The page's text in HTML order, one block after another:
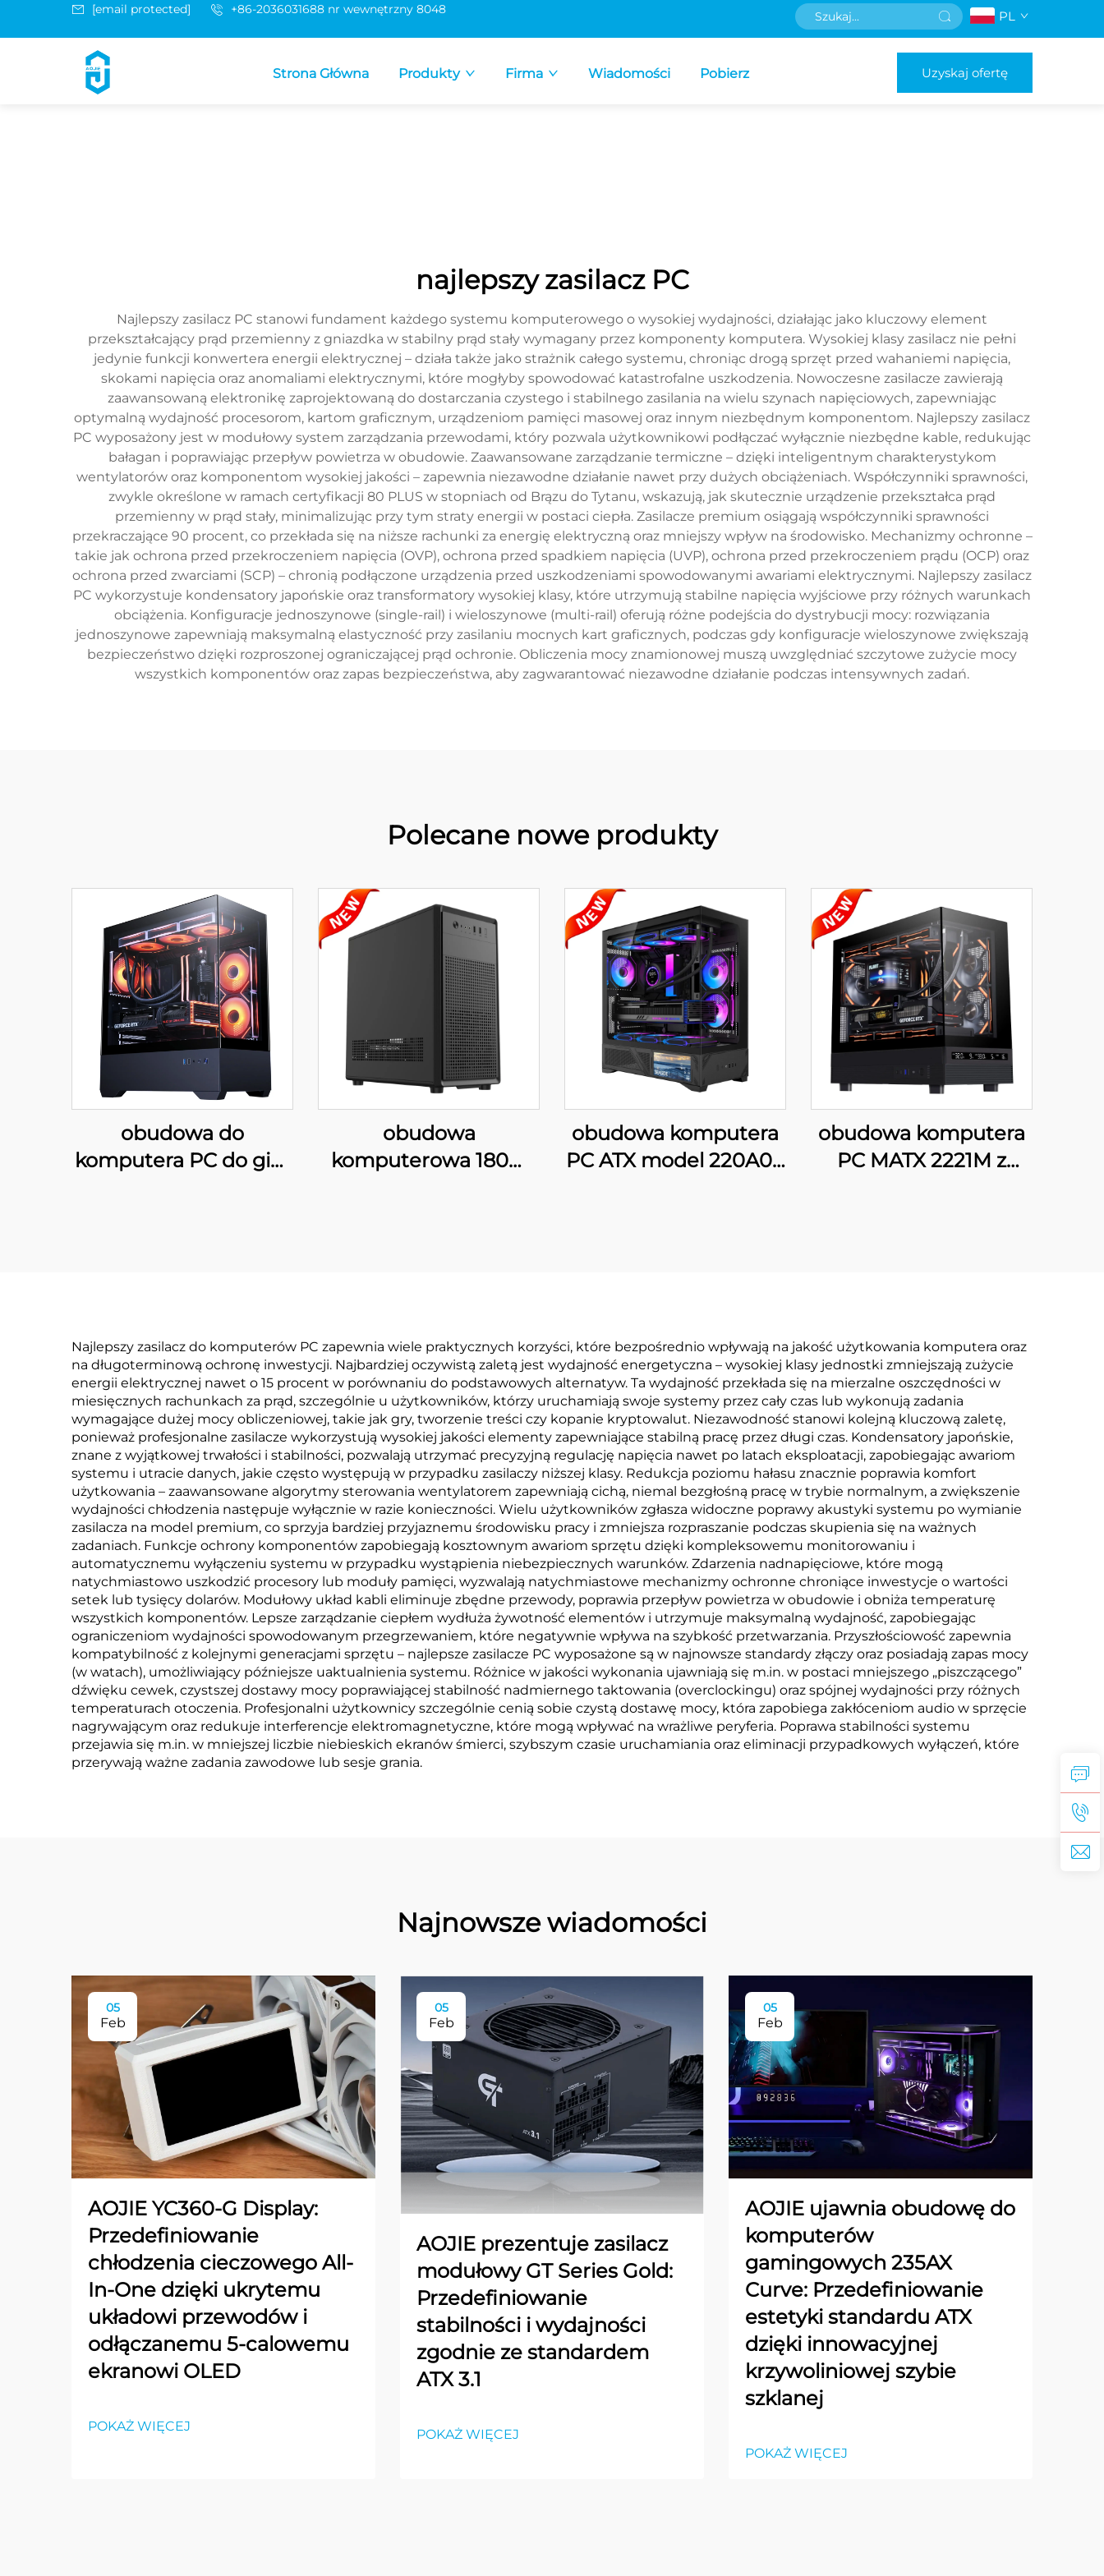
[email protected] +86-2036031688 nr wewnętrzny 8048 PL
Strona Główna Produkty Firma Wiadomości Pobierz Uzyskaj ofertę
najlepszy zasilacz PC
Najlepszy zasilacz PC stanowi fundament każdego systemu komputerowego o wysokiej wydajności, działając jako kluczowy element
przekształcający prąd przemienny z gniazdka w stabilny prąd stały wymagany przez komponenty komputera. Wysokiej klasy zasilacz nie pełni
jedynie funkcji konwertera energii elektrycznej – działa także jako strażnik całego systemu, chroniąc drogą sprzęt przed wahaniemi napięcia,
skokami napięcia oraz anomaliami elektrycznymi, które mogłyby spowodować katastrofalne uszkodzenia. Nowoczesne zasilacze zawierają
zaawansowaną elektronikę zaprojektowaną do dostarczania czystego i stabilnego zasilania na wielu szynach napięciowych, zapewniając
optymalną wydajność procesorom, kartom graficznym, urządzeniom pamięci masowej oraz innym niezbędnym komponentom. Najlepszy zasilacz
PC wyposażony jest w modułowy system zarządzania przewodami, który pozwala użytkownikowi podłączać wyłącznie niezbędne kable, redukując
bałagan i poprawiając przepływ powietrza w obudowie. Zaawansowane zarządzanie termiczne – dzięki inteligentnym charakterystykom
wentylatorów oraz komponentom wysokiej jakości – zapewnia niezawodne działanie nawet przy dużych obciążeniach. Współczynniki sprawności,
zwykle określone w ramach certyfikacji 80 PLUS w stopniach od Brązu do Tytanu, wskazują, jak skutecznie urządzenie przekształca prąd
przemienny w prąd stały, minimalizując przy tym straty energii w postaci ciepła. Zasilacze premium osiągają współczynniki sprawności
przekraczające 90 procent, co przekłada się na niższe rachunki za energię elektryczną oraz mniejszy wpływ na środowisko. Mechanizmy ochronne –
takie jak ochrona przed przekroczeniem napięcia (OVP), ochrona przed spadkiem napięcia (UVP), ochrona przed przekroczeniem prądu (OCP) oraz
ochrona przed zwarciami (SCP) – chronią podłączone urządzenia przed uszkodzeniami spowodowanymi awariami elektrycznymi. Najlepszy zasilacz
PC wykorzystuje kondensatory japońskie oraz transformatory wysokiej klasy, które utrzymują stabilne napięcia wyjściowe przy różnych warunkach
obciążenia. Konfiguracje jednoszynowe (single-rail) i wieloszynowe (multi-rail) oferują różne podejścia do dystrybucji mocy: rozwiązania
jednoszynowe zapewniają maksymalną elastyczność przy zasilaniu mocnych kart graficznych, podczas gdy konfiguracje wieloszynowe zwiększają
bezpieczeństwo dzięki rozproszonej ograniczającej prąd ochronie. Obliczenia mocy znamionowej muszą uwzględniać szczytowe zużycie mocy
wszystkich komponentów oraz zapas bezpieczeństwa, aby zagwarantować niezawodne działanie podczas intensywnych zadań.
Polecane nowe produkty
obudowa do
komputera PC do gier
obudowa
komputerowa 180M
obudowa komputera
PC ATX model 220A09
obudowa komputera
PC MATX 2221M z
Najlepszy zasilacz do komputerów PC zapewnia wiele praktycznych korzyści, które bezpośrednio wpływają na jakość użytkowania komputera oraz
na długoterminową ochronę inwestycji. Najbardziej oczywistą zaletą jest wydajność energetyczna – wysokiej klasy jednostki zmniejszają zużycie
energii elektrycznej nawet o 15 procent w porównaniu do podstawowych alternatyw. Ta wydajność przekłada się na mierzalne oszczędności w
miesięcznych rachunkach za prąd, szczególnie u użytkowników, którzy uruchamiają swoje systemy przez cały czas lub wykonują zadania
wymagające dużej mocy obliczeniowej, takie jak gry, tworzenie treści czy kopanie kryptowalut. Niezawodność stanowi kolejną kluczową zaletę,
ponieważ profesjonalne zasilacze wykorzystują wysokiej jakości elementy zapewniające stabilną pracę przez długi czas. Kondensatory japońskie,
znane z wyjątkowej trwałości i stabilności, pozwalają utrzymać precyzyjną regulację napięcia nawet po latach eksploatacji, zapobiegając awariom
systemu i utracie danych, jakie często występują w przypadku zasilaczy niższej klasy. Redukcja poziomu hałasu znacznie poprawia komfort
użytkowania – zaawansowane algorytmy sterowania wentylatorem zapewniają cichą, niemal bezgłośną pracę w trybie normalnym, a zwiększenie
wydajności chłodzenia następuje wyłącznie w razie konieczności. Wielu użytkowników zgłasza widoczne poprawy akustyki systemu po wymianie
zasilacza na model premium, co sprzyja bardziej przyjaznemu środowisku pracy i zmniejsza rozpraszanie podczas skupienia się na ważnych
zadaniach. Funkcje ochrony komponentów zapobiegają kosztownym awariom sprzętu dzięki kompleksowemu monitorowaniu i
automatycznemu wyłączeniu systemu w przypadku wystąpienia niebezpiecznych warunków. Zdarzenia nadnapięciowe, które mogą
natychmiastowo uszkodzić procesory lub moduły pamięci, wyzwalają natychmiastowe mechanizmy ochronne chroniące inwestycje o wartości
setek lub tysięcy dolarów. Modułowy układ kabli eliminuje zbędne przewody, poprawia przepływ powietrza w obudowie i obniża temperaturę
wszystkich komponentów. Lepsze zarządzanie ciepłem wydłuża żywotność elementów i utrzymuje maksymalną wydajność, zapobiegając
ograniczeniom wydajności spowodowanym przegrzewaniem, które negatywnie wpływa na szybkość przetwarzania. Przyszłościowość zapewnia
kompatybilność z kolejnymi generacjami sprzętu – najlepsze zasilacze PC wyposażone są w najnowsze standardy złączy oraz posiadają zapas mocy
(w watach), umożliwiający późniejsze uaktualnienia systemu. Różnice w jakości wykonania ujawniają się m.in. w postaci mniejszego „piszczącego”
dźwięku cewek, czystszej dostawy mocy poprawiającej stabilność nadmiernego taktowania (overclockingu) oraz spójnej wydajności przy różnych
temperaturach otoczenia. Profesjonalni użytkownicy szczególnie cenią sobie czystą dostawę mocy, która zapobiega zakłóceniom audio w sprzęcie
nagrywającym oraz redukuje interferencje elektromagnetyczne, które mogą wpływać na wrażliwe peryferia. Poprawa stabilności systemu
przejawia się m.in. w mniejszej liczbie niebieskich ekranów śmierci, szybszym czasie uruchamiania oraz eliminacji przypadkowych wyłączeń, które
przerywają ważne zadania zawodowe lub sesje grania.
Najnowsze wiadomości
05
Feb
AOJIE YC360-G Display:
Przedefiniowanie
chłodzenia cieczowego All-
In-One dzięki ukrytemu
układowi przewodów i
odłączanemu 5-calowemu
ekranowi OLED
POKAŻ WIĘCEJ
05
Feb
AOJIE prezentuje zasilacz
modułowy GT Series Gold:
Przedefiniowanie
stabilności i wydajności
zgodnie ze standardem
ATX 3.1
POKAŻ WIĘCEJ
05
Feb
AOJIE ujawnia obudowę do
komputerów
gamingowych 235AX
Curve: Przedefiniowanie
estetyki standardu ATX
dzięki innowacyjnej
krzywoliniowej szybie
szklanej
POKAŻ WIĘCEJ